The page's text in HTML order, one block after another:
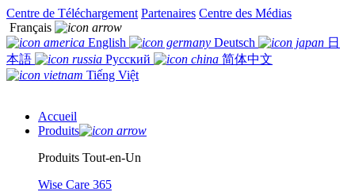
Centre de Téléchargement Partenaires Centre des Médias
Français
English
Deutsch
日
本語
Русский
简体中文
Tiếng Việt
Accueil
Produits
Produits Tout-en-Un
Wise Care 365